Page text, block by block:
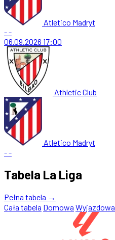
Atletico Madryt
--
06.09.2026 17:00
Athletic Club
Atletico Madryt
--
Tabela La Liga
Pełna tabela →
Cała tabela Domowa Wyjazdowa